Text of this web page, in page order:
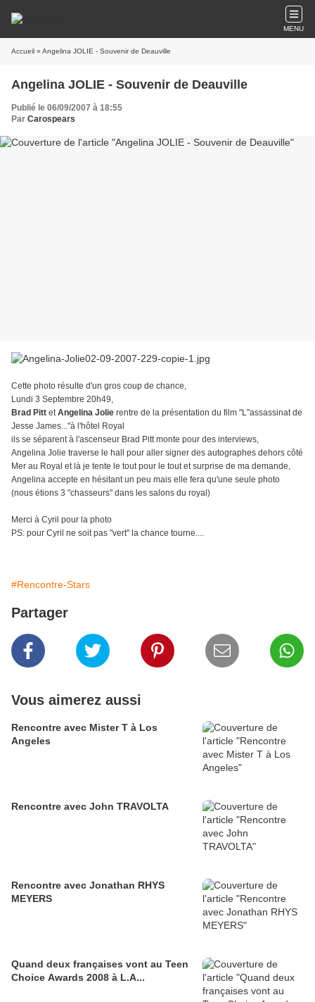
MENU
Accueil » Angelina JOLIE - Souvenir de Deauville
Angelina JOLIE - Souvenir de Deauville
Publié le 06/09/2007 à 18:55
Par Carospears
Cette photo résulte d'un gros coup de chance,
Lundi 3 Septembre 20h49,
Brad Pitt etAngelina Jolie rentre de la présentation du film "L"assassinat de
Jesse James..."à l'hôtel Royal
ils se séparent à l'ascenseur Brad Pitt monte pour des interviews,
Angelina Jolie traverse le hall pour aller signer des autographes dehors côté
Mer au Royal et là je tente le tout pour le tout et surprise de ma demande,
Angelina accepte en hésitant un peu mais elle fera qu'une seule photo
(nous étions 3 "chasseurs" dans les salons du royal)
Merci à Cyril pour la photo
PS: pour Cyril ne soit pas "vert" la chance tourne....
#Rencontre-Stars
Partager
Vous aimerez aussi
Rencontre avec Mister T à Los
Angeles
Rencontre avec John TRAVOLTA
Rencontre avec Jonathan RHYS
MEYERS
Quand deux françaises vont au Teen
Choice Awards 2008 à L.A...